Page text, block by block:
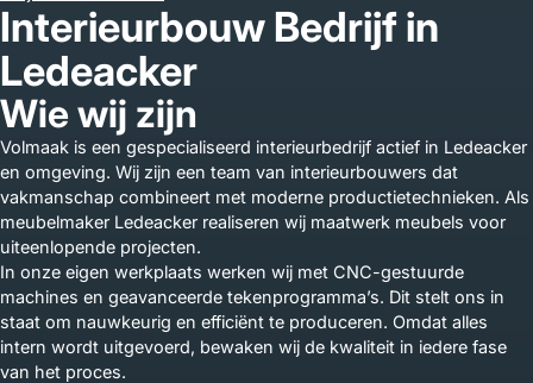
Interieurbouw Bedrijf in
Ledeacker
Wie wij zijn
Volmaak is een gespecialiseerd interieurbedrijf actief in Ledeacker
en omgeving. Wij zijn een team van interieurbouwers dat
vakmanschap combineert met moderne productietechnieken. Als
meubelmaker Ledeacker realiseren wij maatwerk meubels voor
uiteenlopende projecten.
In onze eigen werkplaats werken wij met CNC-gestuurde
machines en geavanceerde tekenprogramma’s. Dit stelt ons in
staat om nauwkeurig en efficiënt te produceren. Omdat alles
intern wordt uitgevoerd, bewaken wij de kwaliteit in iedere fase
van het proces.